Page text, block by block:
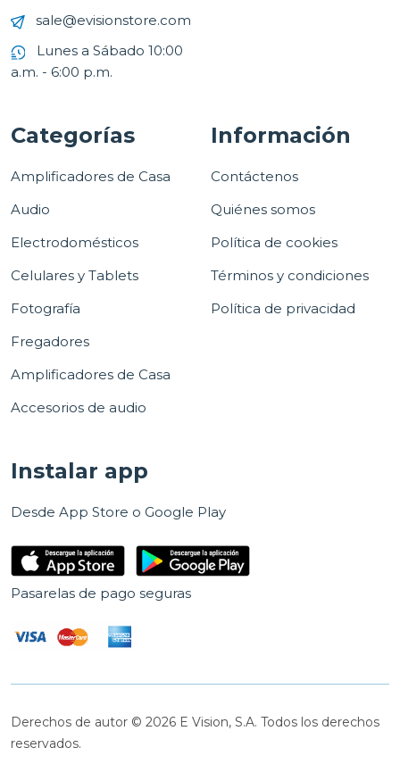
sale@evisionstore.com
Lunes a Sábado 10:00
a.m. - 6:00 p.m.
Categorías
Amplificadores de Casa
Audio
Electrodomésticos
Celulares y Tablets
Fotografía
Fregadores
Amplificadores de Casa
Accesorios de audio
Información
Contáctenos
Quiénes somos
Política de cookies
Términos y condiciones
Política de privacidad
Instalar app
Desde App Store o Google Play
Pasarelas de pago seguras
Derechos de autor © 2026 E Vision, S.A. Todos los derechos
reservados.